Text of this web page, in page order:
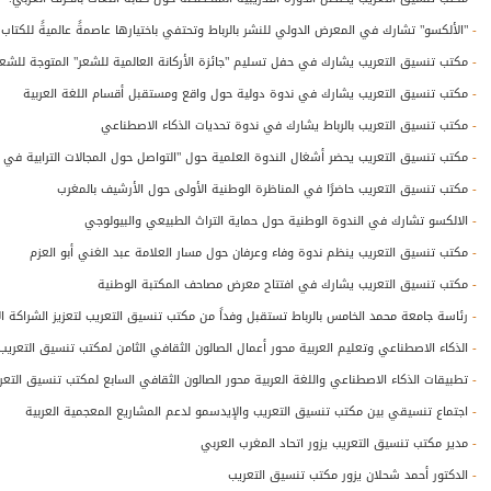
-"الألكسو" تشارك في المعرض الدولي للنشر بالرباط وتحتفي باختيارها عاصمةً عالميةً للكتاب
-مكتب تنسيق التعريب يشارك في حفل تسليم "جائزة الأركانة العالمية للشعر" المتوجة
-مكتب تنسيق التعريب يشارك في ندوة دولية حول واقع ومستقبل أقسام اللغة العربية
-مكتب تنسيق التعريب بالرباط يشارك في ندوة تحديات الذكاء الاصطناعي
-مكتب تنسيق التعريب يحضر أشغال الندوة العلمية حول "التواصل حول المجالات الترابية
-مكتب تنسيق التعريب حاضرًا في المناظرة الوطنية الأولى حول الأرشيف بالمغرب
- الالكسو تشارك في الندوة الوطنية حول حماية التراث الطبيعي والبيولوجي
-مكتب تنسيق التعريب ينظم ندوة وفاء وعرفان حول مسار العلامة عبد الغني أبو العزم
-مكتب تنسيق التعريب يشارك في افتتاح معرض مصاحف المكتبة الوطنية
- رئاسة جامعة محمد الخامس بالرباط تستقبل وفداً من مكتب تنسيق التعريب لتعزيز الشراكة
- الذكاء الاصطناعي وتعليم العربية محور أعمال الصالون الثقافي الثامن لمكتب تنسيق
-تطبيقات الذكاء الاصطناعي واللغة العربية محور الصالون الثقافي السابع لمكتب تنسيق
- اجتماع تنسيقي بين مكتب تنسيق التعريب والإيدسمو لدعم المشاريع المعجمية العربية
-مدير مكتب تنسيق التعريب يزور اتحاد المغرب العربي
- الدكتور أحمد شحلان يزور مكتب تنسيق التعريب